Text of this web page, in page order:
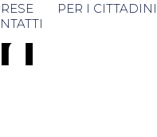
PER I CITTADINI